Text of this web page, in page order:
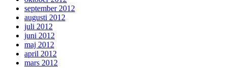
september 2012
augusti 2012
juli 2012
juni 2012
maj 2012
april 2012
mars 2012